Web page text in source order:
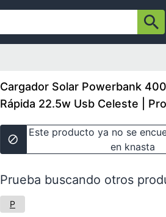
Cargador Solar Powerbank
Rápida 22.5w Usb Celeste |
Este producto ya no se
en knasta
Prueba buscando otros
P